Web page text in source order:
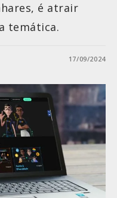
é atrair
temática.
17/09/2024